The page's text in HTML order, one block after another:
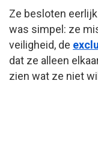
Ze besloten
was simpel: ze
veiligheid, de
dat ze alleen
zien wat ze niet